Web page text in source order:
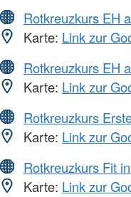
Rotkreuzkurs EH
Karte: Link zur
Rotkreuzkurs EH
Karte: Link zur
Rotkreuzkurs
Karte: Link zur
Rotkreuzkurs Fit
Karte: Link zur